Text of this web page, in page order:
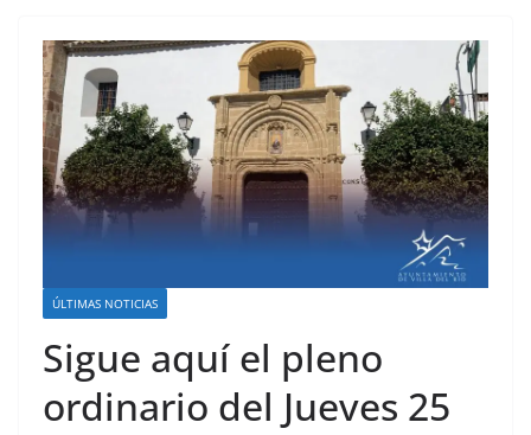
ÚLTIMAS NOTICIAS
Sigue aquí el pleno
ordinario del Jueves 25